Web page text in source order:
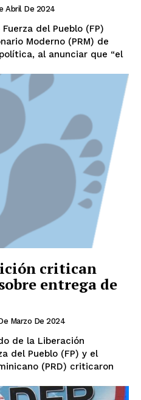
Abril De 2024
del Pueblo (FP)
Moderno (PRM) de
al anunciar que “el
critican
entrega de
Marzo De 2024
de la Liberación
del Pueblo (FP) y el
(PRD) criticaron